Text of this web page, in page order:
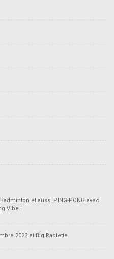
et aussi PING-PONG avec
Vibe !
2023 et Big Raclette